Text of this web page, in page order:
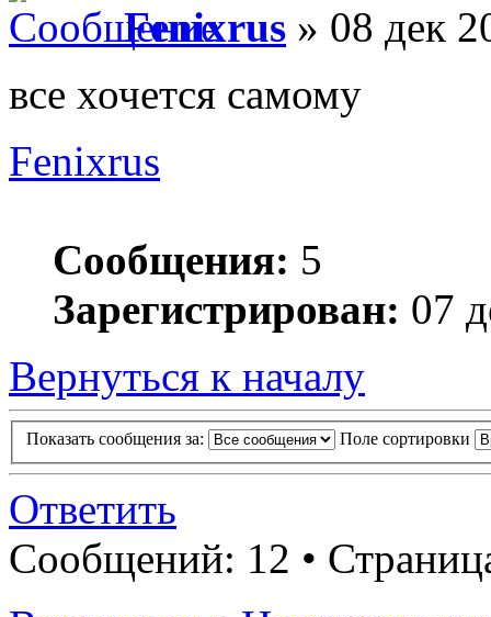
Fenixrus » 08 дек
все хочется самому
Fenixrus
Сообщения: 5
Зарегистрирован: 07
Вернуться к началу
Показать сообщения за: Поле сортировки
Ответить
Сообщений: 12 •